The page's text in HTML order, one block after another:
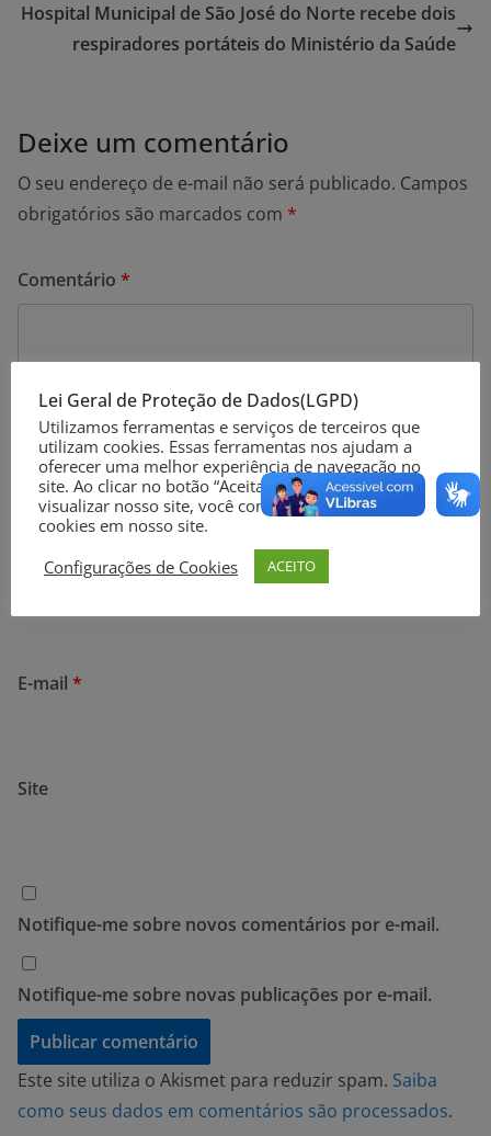
Hospital Municipal de São José do Norte recebe dois
respiradores portáteis do Ministério da Saúde
Deixe um comentário
O seu endereço de e-mail não será publicado. Campos
obrigatórios são marcados com *
Comentário *
Nome*
E-mail *
Site
Notifique-me sobre novos comentários por e-mail.
Notifique-me sobre novas publicações por e-mail.
Este site utiliza o Akismet para reduzir spam. Saiba
como seus dados em comentários são processados.
Lei Geral de Proteção de Dados(LGPD)
Utilizamos ferramentas e serviços de terceiros que
utilizam cookies. Essas ferramentas nos ajudam a
oferecer uma melhor experiência de navegação no
site. Ao clicar no botão “Aceitar” ou continuar a
visualizar nosso site, você concorda com o uso de
cookies em nosso site.
Configurações de Cookies
ACEITO